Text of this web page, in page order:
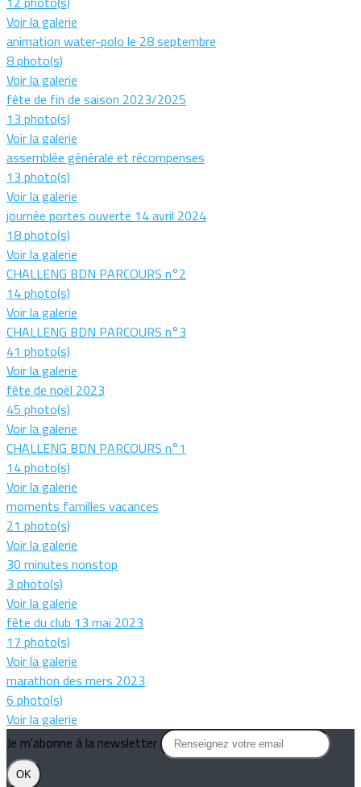
Voir la galerie
animation water-polo le 28 septembre
8 photo(s)
Voir la galerie
fête de fin de saison 2023/2025
13 photo(s)
Voir la galerie
assemblée générale et récompenses
13 photo(s)
Voir la galerie
journée portes ouverte 14 avril 2024
18 photo(s)
Voir la galerie
CHALLENG BDN PARCOURS n°2
14 photo(s)
Voir la galerie
CHALLENG BDN PARCOURS n°3
41 photo(s)
Voir la galerie
fête de noël 2023
45 photo(s)
Voir la galerie
CHALLENG BDN PARCOURS n°1
14 photo(s)
Voir la galerie
moments familles vacances
21 photo(s)
Voir la galerie
30 minutes nonstop
3 photo(s)
Voir la galerie
fête du club 13 mai 2023
17 photo(s)
Voir la galerie
marathon des mers 2023
6 photo(s)
Voir la galerie
Je m'abonne à la newsletter
OK